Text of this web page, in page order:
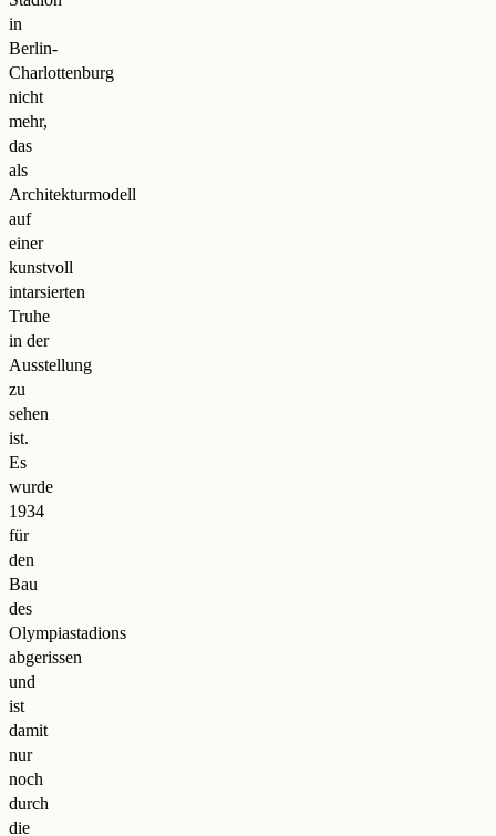
in
Berlin-
Charlottenburg
nicht
mehr,
das
als
Architekturmodell
auf
einer
kunstvoll
intarsierten
Truhe
in der
Ausstellung
zu
sehen
ist.
Es
wurde
1934
für
den
Bau
des
Olympiastadions
abgerissen
und
ist
damit
nur
noch
durch
die